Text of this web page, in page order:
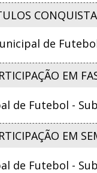
de
EM
de Futebol -
EM
de Futebol -